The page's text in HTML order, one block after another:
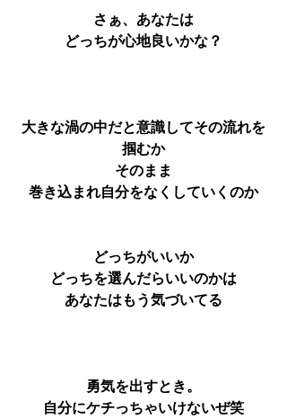
さぁ、あなたは
どっちが心地良いかな？
大きな渦の中だと意識してその流れを
掴むか
そのまま
巻き込まれ自分をなくしていくのか
どっちがいいか
どっちを選んだらいいのかは
あなたはもう気づいてる
勇気を出すとき。
自分にケチっちゃいけないぜ笑